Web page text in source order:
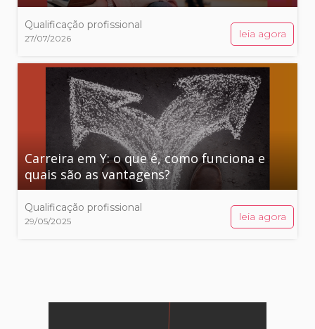
Qualificação profissional
27/07/2026 leia agora
Carreira em Y: o que é, como funciona e
quais são as vantagens?
Qualificação profissional
29/05/2025 leia agora